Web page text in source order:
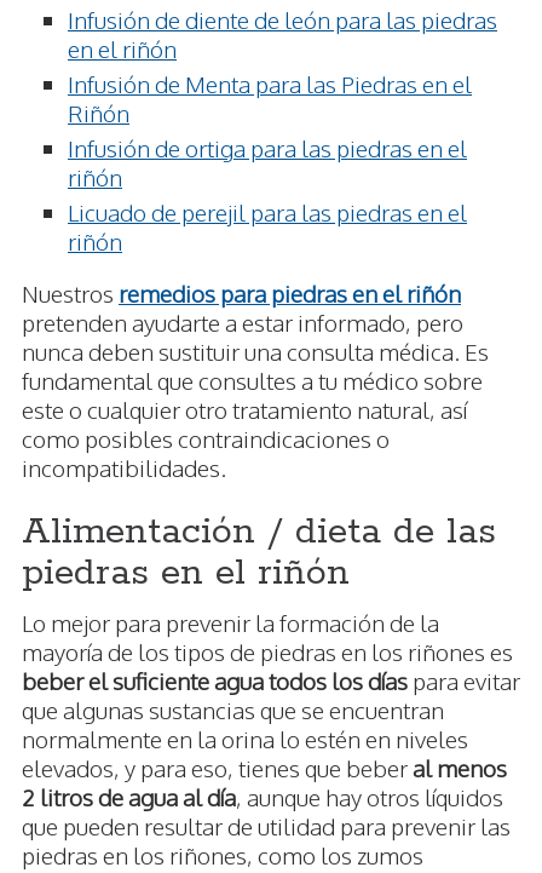
Infusión de diente de león para las piedras
en el riñón
Infusión de Menta para las Piedras en el
Riñón
Infusión de ortiga para las piedras en el
riñón
Licuado de perejil para las piedras en el
riñón
Nuestros remedios para piedras en el riñón
pretenden ayudarte a estar informado, pero
nunca deben sustituir una consulta médica. Es
fundamental que consultes a tu médico sobre
este o cualquier otro tratamiento natural, así
como posibles contraindicaciones o
incompatibilidades.
Alimentación / dieta de las
piedras en el riñón
Lo mejor para prevenir la formación de la
mayoría de los tipos de piedras en los riñones es
beber el suficiente agua todos los días para evitar
que algunas sustancias que se encuentran
normalmente en la orina lo estén en niveles
elevados, y para eso, tienes que beberal menos
2 litros de agua al día, aunque hay otros líquidos
que pueden resultar de utilidad para prevenir las
piedras en los riñones, como los zumos